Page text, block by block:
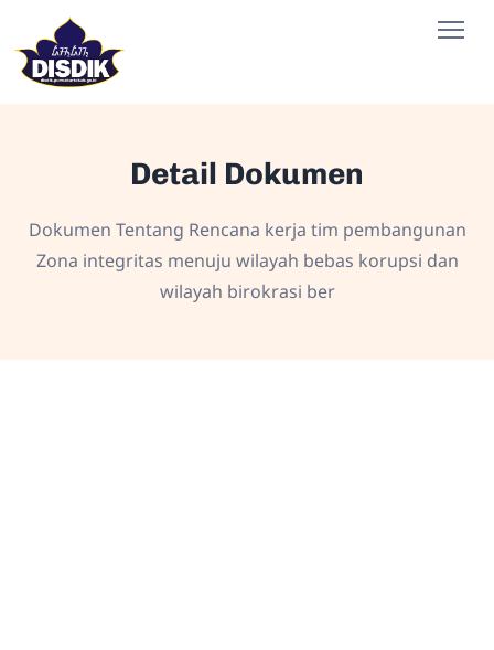
Detail Dokumen
Dokumen Tentang Rencana kerja tim pembangunan
Zona integritas menuju wilayah bebas korupsi dan
wilayah birokrasi ber